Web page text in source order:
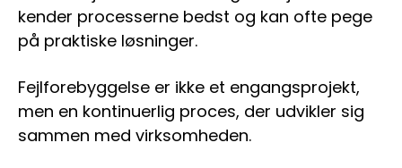
kender processerne bedst og kan ofte pege
på praktiske løsninger.
Fejlforebyggelse er ikke et engangsprojekt,
men en kontinuerlig proces, der udvikler sig
sammen med virksomheden.